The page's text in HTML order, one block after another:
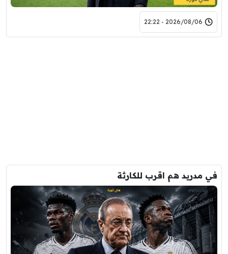
2026/08/06 - 22:22
في مدريد هم اقرب للكارثة